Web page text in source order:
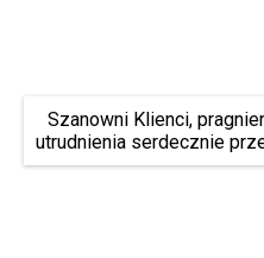
Szanowni Klienci,
utrudnienia serdecznie